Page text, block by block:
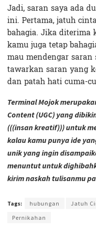
Jadi, saran saya ada
ini. Pertama, jatuh
bahagia. Jika diterima
kamu juga tetap
mau mendengar
tawarkan saran yang
dan patah hati cuma-
Terminal Mojok
Content (UGC) yang
(((insan kreatif))) untuk
kalau kamu punya ide
unik yang ingin
menuntut untuk
kirim naskah tulisanmu
Tags: hubungan Jatuh
Pernikahan